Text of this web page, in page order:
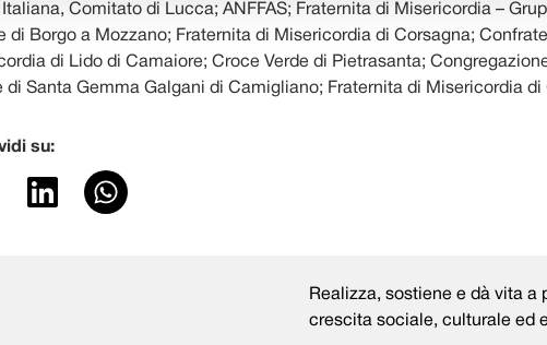
Italiana, Comitato di Lucca; ANFFAS; Fraternita di Misericordia –
di Borgo a Mozzano; Fraternita di Misericordia di Corsagna;
di Lido di Camaiore; Croce Verde di Pietrasanta;
di Santa Gemma Galgani di Camigliano; Fraternita di Misericordia di
su:
Realizza, sostiene e dà vita
crescita sociale, culturale ed